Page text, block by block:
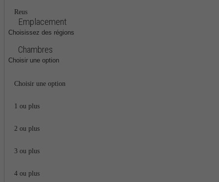
Reus
Emplacement
Choisissez des régions
Chambres
Choisir une option
Choisir une option
1 ou plus
2 ou plus
3 ou plus
4 ou plus